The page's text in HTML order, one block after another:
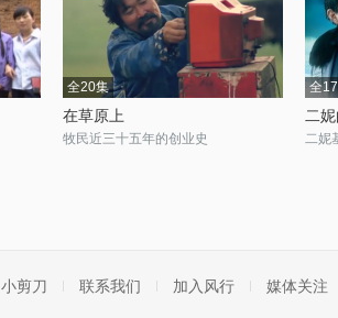
全20集
在草原上
牧民近三十五年的创业史
全
二
二妮
小剪刀 联系我们 加入风行 媒体关注